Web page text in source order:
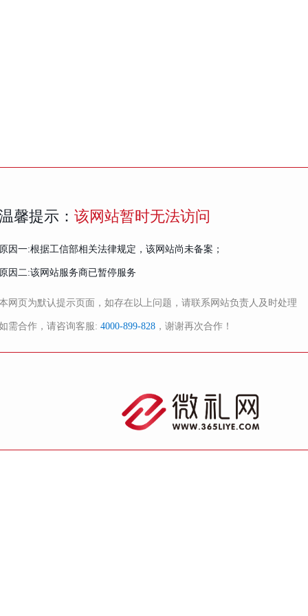
馨提示： 该网站暂时无法访问
因一:根据工信部相关法律规定，该网站尚未备案；
因二:该网站服务商已暂停服务
网页为默认提示页面，如存在以上问题，请联系网站负责人及时处理
需合作，请咨询客服: 4000-899-828 ，谢谢再次合作！